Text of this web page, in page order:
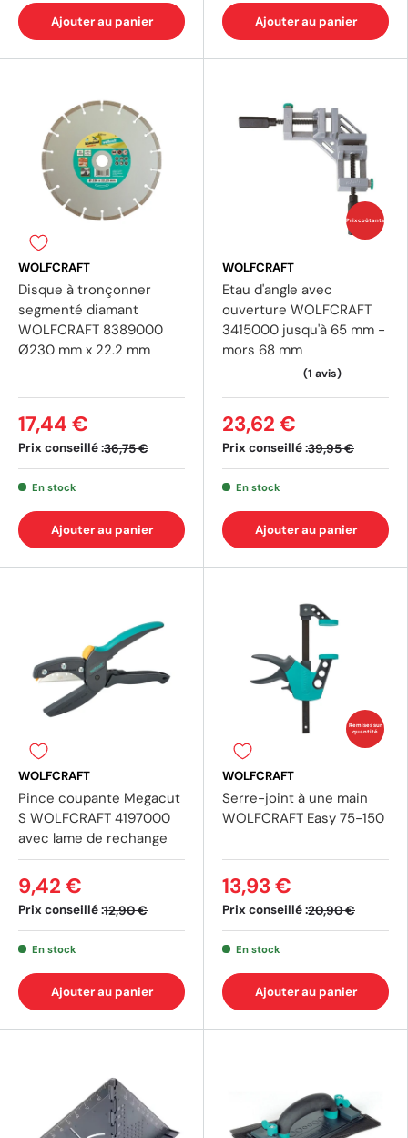
Ajouter au panier Ajouter au panier
WOLFCRAFT
Disque à tronçonner
segmenté diamant
WOLFCRAFT 8389000
Ø230 mm x 22.2 mm
Prix conseillé :36,75 €
17,44 €
En stock
Ajouter au panier
Prix coûtants
WOLFCRAFT
Etau d'angle avec
ouverture WOLFCRAFT
3415000 jusqu'à 65 mm -
mors 68 mm
Prix conseillé :39,95 €
23,62 €
En stock
Ajouter au panier
WOLFCRAFT
Pince coupante Megacut
S WOLFCRAFT 4197000
avec lame de rechange
Prix conseillé :12,90 €
9,42 €
En stock
Ajouter au panier
Remises sur
quantité
WOLFCRAFT
Serre-joint à une main
WOLFCRAFT Easy 75-150
Prix conseillé :20,90 €
13,93 €
En stock
Ajouter au panier